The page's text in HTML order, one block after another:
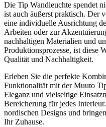
Die Tip Wandleuchte spendet
ist auch äußerst praktisch. Der
eine individuelle Ausrichtung
Arbeiten oder zur
nachhaltigen Materialien und
Produktionsprozesse, ist diese
Qualität und Nachhaltigkeit.
Erleben Sie die perfekte
Funktionalität mit der Muuto
Eleganz und vielseitige
Bereicherung für jedes
nordischen Designs und
Ihr Zuhause.